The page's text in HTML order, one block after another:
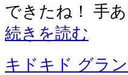
できたね！ 手
続きを読む
キドキド グラ